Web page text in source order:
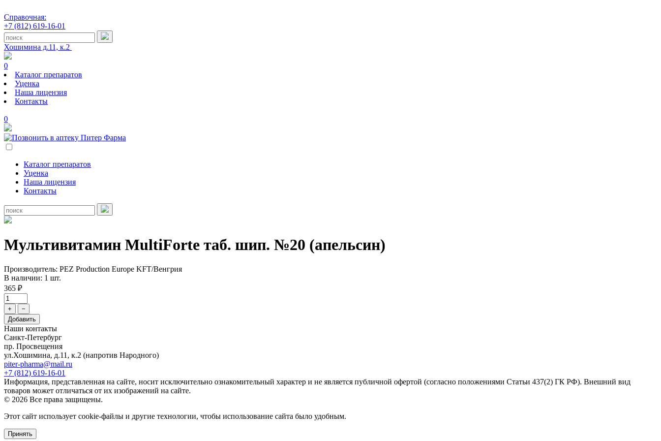
Справочная:
+7 (812) 619-16-01
Хошимина д.11, к.2
0
Каталог препаратов
Уценка
Наша лицензия
Контакты
0
Каталог препаратов
Уценка
Наша лицензия
Контакты
Мультивитамин MultiForte таб. шип. №20 (апельсин)
Производитель: PEZ Production Europe KFT/Венгрия
В наличии: 1 шт.
365 ₽
+
−
Добавить
Наши контакты
Санкт-Петербург
пр. Просвещения
ул.Хошимина, д.11, к.2 (напротив Народного)
piter-pharma@mail.ru
+7 (812) 619-16-01
Информация, представленная на сайте, носит исключительно ознакомительный характер и не является публичной офертой (согласно положениями Статьи 437(2) ГК РФ). Внешний вид
товаров может отличаться от их изображений на сайте.
© 2026 Все права защищены.
Этот сайт использует cookie-файлы и другие технологии, чтобы использование сайта было удобным.
Принять